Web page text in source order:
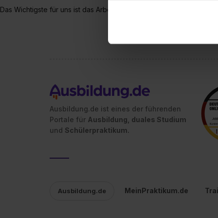
zu. . In diesem Fall sowie
umfasst hierbei die
verfügen über kein
jederzeit mit Wirkung für die
„Datenschutz-
„Details zeigen“. Weitere
Das Wichtigste für uns ist das Arbeiten mit Herz & Verstand!
Ausbildung.de ist eines der führenden
Portale für Ausbildung, duales Studium
und Schülerpraktikum.
Ausbildung.de MeinPraktikum.de